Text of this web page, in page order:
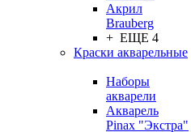
Акрил
Brauberg
+ ЕЩЕ 4
Краски акварельные
Наборы
акварели
Акварель
Pinax "Экстра"